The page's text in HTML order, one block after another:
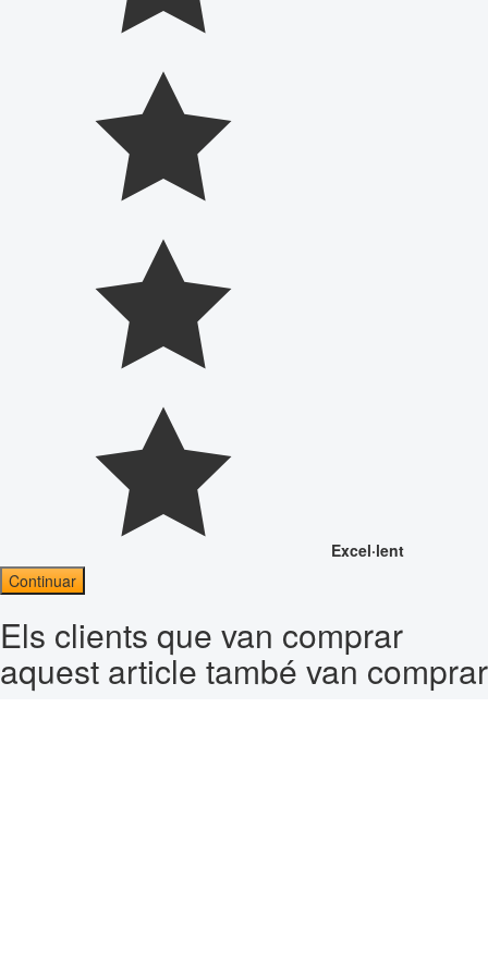
Excel·lent
Continuar
Els clients que van comprar
aquest article també van comprar